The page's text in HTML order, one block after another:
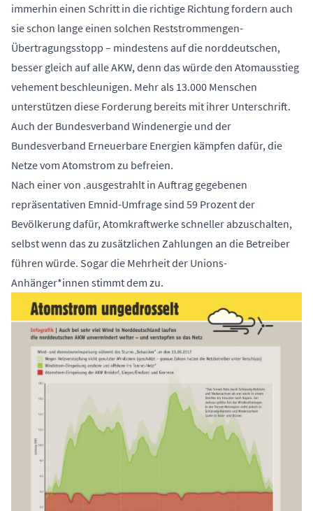
immerhin einen Schritt in die richtige Richtung fordern auch
sie schon lange einen solchen Reststrommengen-
Übertragungsstopp – mindestens auf die norddeutschen,
besser gleich auf alle AKW, denn das würde den Atomausstieg
vehement beschleunigen. Mehr als 13.000 Menschen
unterstützen diese Forderung bereits mit ihrer Unterschrift.
Auch der Bundesverband Windenergie und der
Bundesverband Erneuerbare Energien kämpfen dafür, die
Netze vom Atomstrom zu befreien.
Nach einer von .ausgestrahlt in Auftrag gegebenen
repräsentativen Emnid-Umfrage sind 59 Prozent der
Bevölkerung dafür, Atomkraftwerke schneller abzuschalten,
selbst wenn das zu zusätzlichen Zahlungen an die Betreiber
führen würde. Sogar die Mehrheit der Unions-
Anhänger*innen stimmt dem zu.